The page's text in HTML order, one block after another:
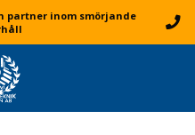
partner inom smörjande